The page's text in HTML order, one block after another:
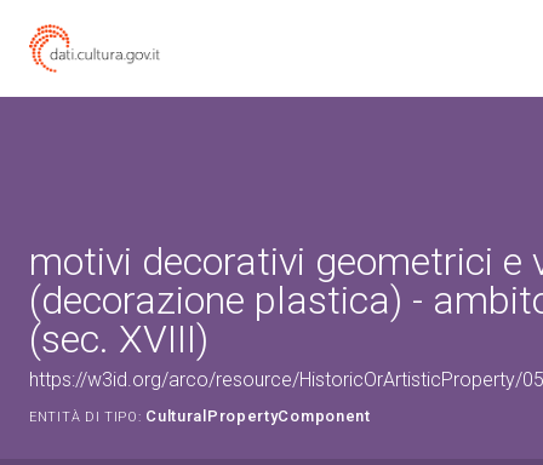
motivi decorativi geometrici e
(decorazione plastica) -
(sec. XVIII)
https://w3id.org/arco/resource/HistoricOrArtisticProperty/
ENTITÀ DI TIPO: CulturalPropertyComponent